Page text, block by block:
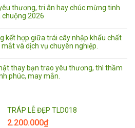
thương, tri ân hay chúc mừng tinh
2026
kết hợp giữa trái cây nhập khẩu chất
và dịch vụ chuyên nghiệp.
thay bạn trao yêu thương, thì thầm
phúc, may mắn.
TRÁP LỄ ĐẸP TLD018
2.200.000₫